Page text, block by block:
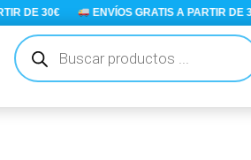
DE 30€ ENVÍOS GRATIS A PARTIR DE 30€
Búsqueda
de
productos